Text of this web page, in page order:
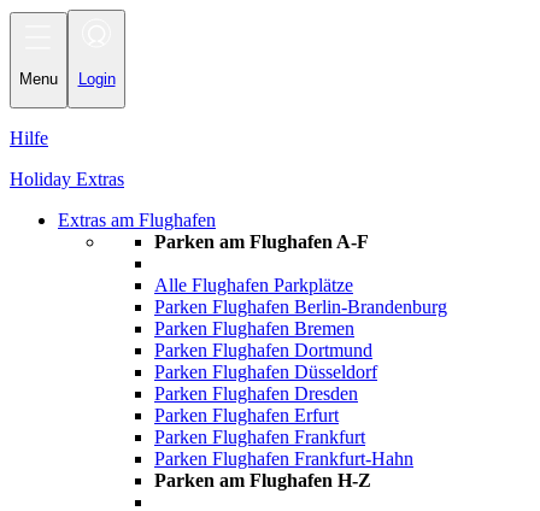
Menu Login
Hilfe
Holiday Extras
Extras am Flughafen
Parken am Flughafen A-F
Alle Flughafen Parkplätze
Parken Flughafen Berlin-Brandenburg
Parken Flughafen Bremen
Parken Flughafen Dortmund
Parken Flughafen Düsseldorf
Parken Flughafen Dresden
Parken Flughafen Erfurt
Parken Flughafen Frankfurt
Parken Flughafen Frankfurt-Hahn
Parken am Flughafen H-Z